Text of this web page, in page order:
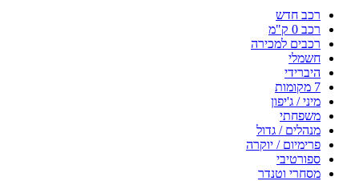
רכב חדש
רכב 0 ק"מ
רכבים למכירה
חשמלי
היברידי
7 מקומות
מיני / ג'יפון
משפחתי
מנהלים / גדול
פרימיום / יוקרה
ספורטיבי
מסחרי וטנדר